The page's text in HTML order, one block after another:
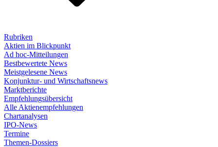
Rubriken
Aktien im Blickpunkt
Ad hoc-Mitteilungen
Bestbewertete News
Meistgelesene News
Konjunktur- und Wirtschaftsnews
Marktberichte
Empfehlungsübersicht
Alle Aktienempfehlungen
Chartanalysen
IPO-News
Termine
Themen-Dossiers